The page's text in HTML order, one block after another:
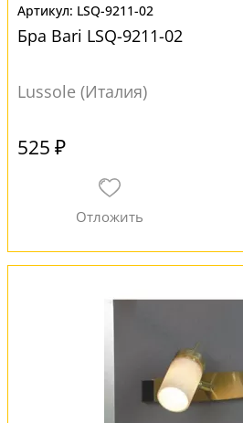
LSQ-9211-02
Бра Bari LSQ-9211-02
Lussole (Италия)
525 ₽